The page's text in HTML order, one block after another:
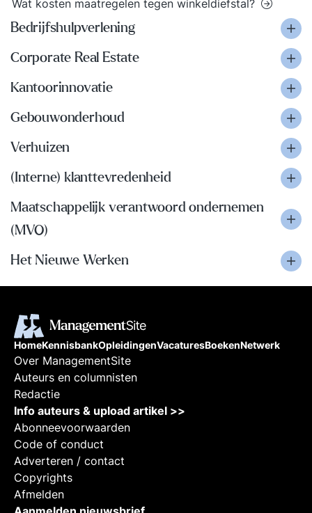
Wat kosten maatregelen tegen winkeldiefstal?
Bedrijfshulpverlening
Corporate Real Estate
Kantoorinnovatie
Gebouwonderhoud
Verhuizen
(Interne) klanttevredenheid
Maatschappelijk verantwoord ondernemen
(MVO)
Het Nieuwe Werken
HomeKennisbankOpleidingenVacaturesBoekenNetwerk
Over ManagementSite
Auteurs en columnisten
Redactie
Info auteurs & upload artikel >>
Abonneevoorwaarden
Code of conduct
Adverteren / contact
Copyrights
Afmelden